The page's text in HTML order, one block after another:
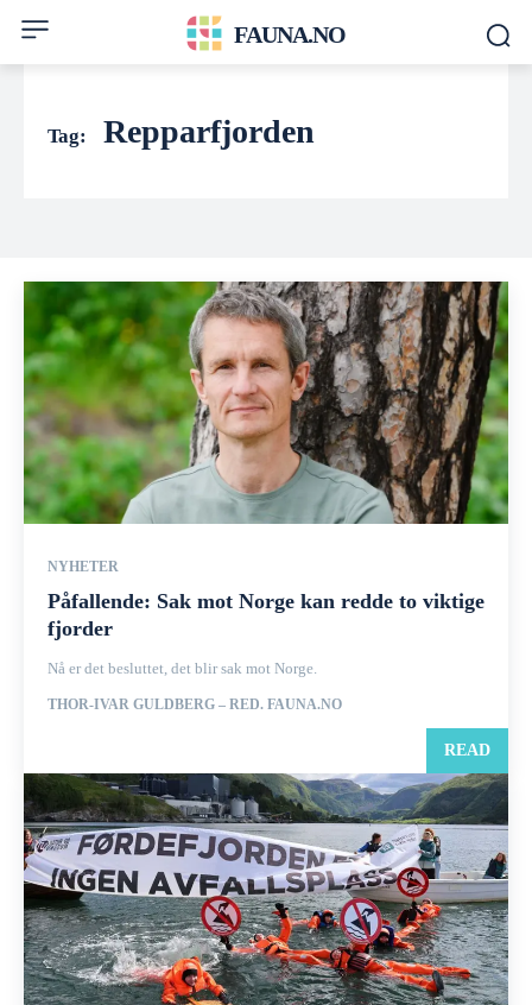
FAUNA.NO
Tag: Repparfjorden
NYHETER
Påfallende: Sak mot Norge kan redde to viktige
fjorder
Nå er det besluttet, det blir sak mot Norge.
THOR-IVAR GULDBERG – RED. FAUNA.NO
READ